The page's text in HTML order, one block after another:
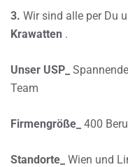
3. Wir sind alle per Du
Krawatten .
Unser USP_
Team
Firmengröße_ 400
Standorte_ Wien und